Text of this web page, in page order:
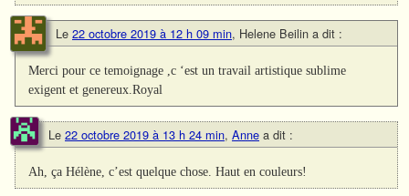
Le 22 octobre 2019 à 12 h 09 min, Helene Beilin a dit :
Merci pour ce temoignage ,c ‘est un travail artistique sublime
exigent et genereux.Royal
Le 22 octobre 2019 à 13 h 24 min, Anne a dit :
Ah, ça Hélène, c’est quelque chose. Haut en couleurs!